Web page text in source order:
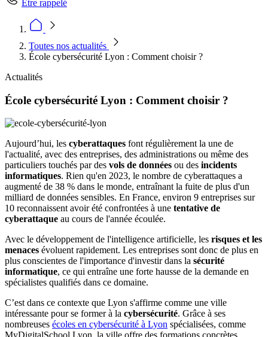
Être rappelé
Toutes nos actualités
École cybersécurité Lyon : Comment choisir ?
Actualités
École cybersécurité Lyon : Comment choisir ?
Aujourd’hui, les cyberattaques font régulièrement la une de
l'actualité, avec des entreprises, des administrations ou même des
particuliers touchés par des vols de données ou des incidents
informatiques. Rien qu'en 2023, le nombre de cyberattaques a
augmenté de 38 % dans le monde, entraînant la fuite de plus d'un
milliard de données sensibles. En France, environ 9 entreprises sur
10 reconnaissent avoir été confrontées à une tentative de
cyberattaque au cours de l'année écoulée.
Avec le développement de l'intelligence artificielle, les risques et les
menaces évoluent rapidement. Les entreprises sont donc de plus en
plus conscientes de l'importance d'investir dans la sécurité
informatique, ce qui entraîne une forte hausse de la demande en
spécialistes qualifiés dans ce domaine.
C’est dans ce contexte que Lyon s'affirme comme une ville
intéressante pour se former à la cybersécurité. Grâce à ses
nombreuses écoles en cybersécurité à Lyon spécialisées, comme